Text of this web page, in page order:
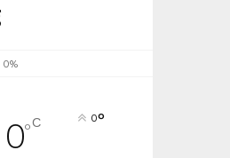
0%
0°C 0°